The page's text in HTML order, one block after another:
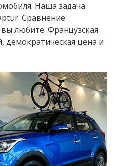
Наша задача
Сравнение
любите. Французская
демократическая цена и